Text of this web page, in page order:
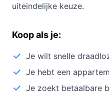
uiteindelijke keuze.
Koop als je:
Je wilt snelle
Je hebt een
Je zoekt betaalbare